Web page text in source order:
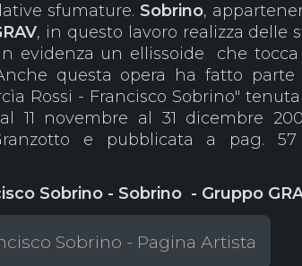
sfumature. Sobrino,
, in questo lavoro realizza delle
evidenza un ellissoide che
questa opera ha fatto parte
Rossi - Francisco Sobrino"
11 novembre al 31 dicembre
e pubblicata a pag.
Sobrino - Sobrino - Gruppo
Sobrino - Pagina Artista